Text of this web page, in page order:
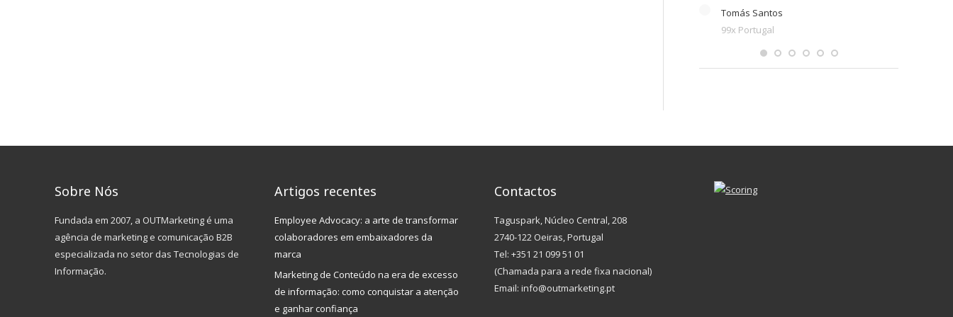
Tomás Santos
99x Portugal
Sobre Nós
Fundada em 2007, a OUTMarketing é uma
agência de marketing e comunicação B2B
especializada no setor das Tecnologias de
Informação.
Artigos recentes
Employee Advocacy: a arte de transformar
colaboradores em embaixadores da
marca
Marketing de Conteúdo na era de excesso
de informação: como conquistar a atenção
e ganhar confiança
Contactos
Taguspark, Núcleo Central, 208
2740-122 Oeiras, Portugal
Tel: +351 21 099 51 01
(Chamada para a rede fixa nacional)
Email: info@outmarketing.pt